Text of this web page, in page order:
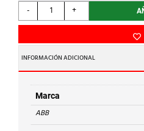
-
ABB
-
SUAVE
30A
24VCC
PSR30-
600-
11
cantidad
+
INFORMACIÓN ADICIONAL
Marca
ABB